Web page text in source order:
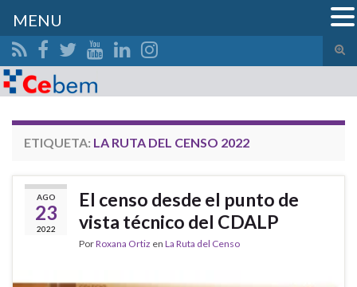
el
Search for:
ETIQUETA: LA RUTA DEL CENSO 2022
AGO
23
2022
El censo desde el punto de
vista técnico del CDALP
PorRoxana Ortiz en La Ruta del Censo
MENU